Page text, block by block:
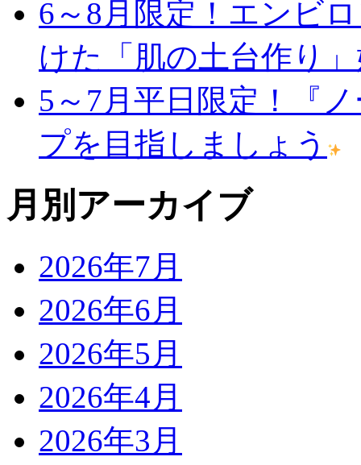
6～8月限定！エンビ
けた「肌の土台作り
5～7月平日限定！『
プを目指しましょう
月別アーカイブ
2026年7月
2026年6月
2026年5月
2026年4月
2026年3月